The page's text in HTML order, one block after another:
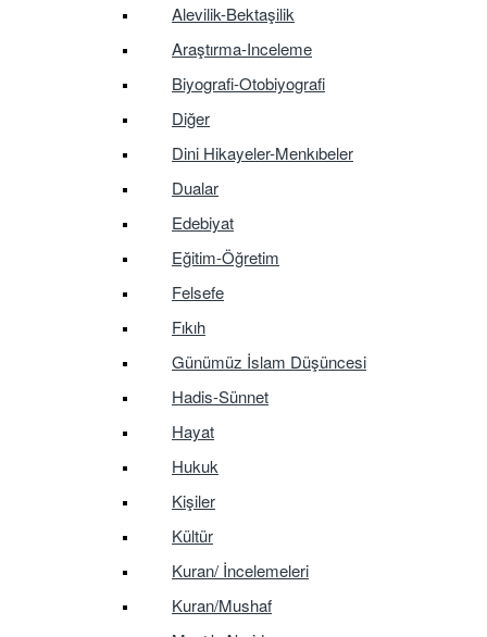
Alevilik-Bektaşilik
Araştırma-Inceleme
Biyografi-Otobiyografi
Diğer
Dini Hikayeler-Menkıbeler
Dualar
Edebiyat
Eğitim-Öğretim
Felsefe
Fıkıh
Günümüz İslam Düşüncesi
Hadis-Sünnet
Hayat
Hukuk
Kişiler
Kültür
Kuran/ İncelemeleri
Kuran/Mushaf